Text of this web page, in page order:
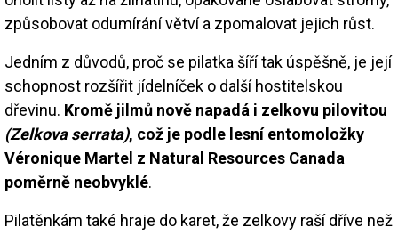
způsobovat odumírání větví a zpomalovat jejich růst.
Jedním z důvodů, proč se pilatka šíří tak úspěšně, je její
schopnost rozšířit jídelníček o další hostitelskou
dřevinu. Kromě jilmů nově napadá i zelkovu pilovitou
(Zelkova serrata), což je podle lesní entomoložky
Véronique Martel z Natural Resources Canada
poměrně neobvyklé.
Pilatěnkám také hraje do karet, že zelkovy raší dříve než